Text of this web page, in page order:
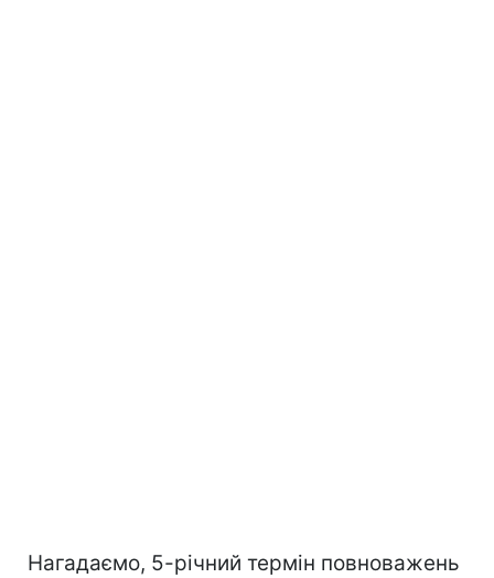
Нагадаємо, 5-річний термін повноважень